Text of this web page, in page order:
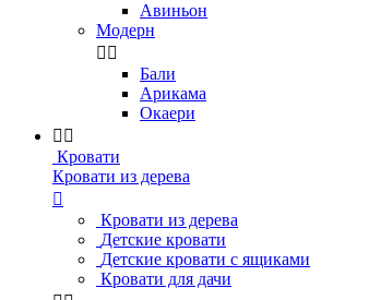
Авиньон
Модерн
 
Бали
Арикама
Окаери
 
Кровати
Кровати из дерева

Кровати из дерева
Детские кровати
Детские кровати с ящиками
Кровати для дачи